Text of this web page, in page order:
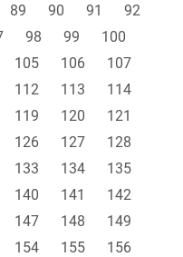
89 90 91
92
98 99
100
105 106
107
112 113
114
119 120
121
126 127
128
133 134
135
140 141
142
147 148
149
154 155
156